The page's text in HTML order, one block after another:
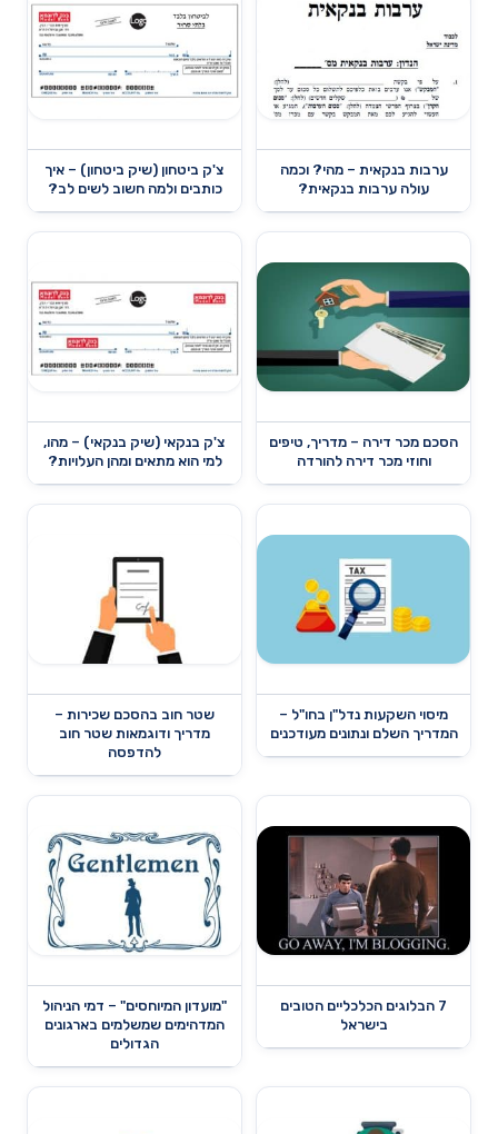
ערבות בנקאית – מהי? וכמה
עולה ערבות בנקאית?
צ'ק ביטחון (שיק ביטחון) – איך
כותבים ולמה חשוב לשים לב?
הסכם מכר דירה – מדריך, טיפים
וחוזי מכר דירה להורדה
צ'ק בנקאי (שיק בנקאי) – מהו,
למי הוא מתאים ומהן העלויות?
מיסוי השקעות נדל"ן בחו"ל –
המדריך השלם ונתונים מעודכנים
שטר חוב בהסכם שכירות –
מדריך ודוגמאות שטר חוב
להדפסה
7 הבלוגים הכלכליים הטובים
בישראל
"מועדון המיוחסים" – דמי הניהול
המדהימים שמשלמים בארגונים
הגדולים